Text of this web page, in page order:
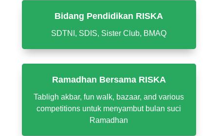
Bidang Pendidikan RISKA
SDTNI, SDIS, Sister Club, BMAQ
Ramadhan Bersama RISKA
Tabligh akbar, fun walk, bazaar, and various
competitions untuk menyambut bulan suci
Ramadhan